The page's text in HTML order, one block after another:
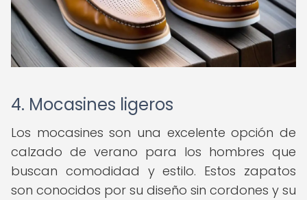
4. Mocasines ligeros
Los mocasines son una excelente opción de
calzado de verano para los hombres que
buscan comodidad y estilo. Estos zapatos
son conocidos por su diseño sin cordones y su